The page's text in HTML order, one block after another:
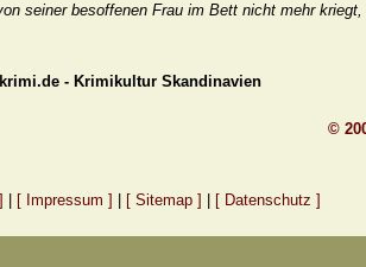
seiner besoffenen Frau im Bett nicht mehr
- Krimikultur Skandinavien
©
[ Impressum ] [ Sitemap ] [ Datenschutz ]